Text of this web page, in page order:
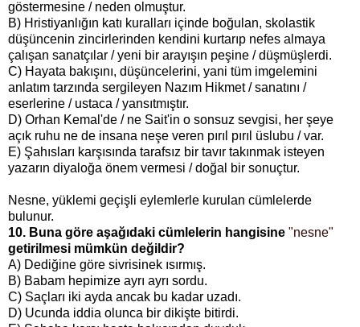
göstermesine / neden olmuştur.
B) Hristiyanlığın katı kuralları içinde boğulan, skolastik
düşüncenin zincirlerinden kendini kurtarıp nefes almaya
çalışan sanatçılar / yeni bir arayışın peşine / düşmüşlerdi.
C) Hayata bakışını, düşüncelerini, yani tüm imgelemini
anlatım tarzında sergileyen Nazım Hikmet / sanatını /
eserlerine / ustaca / yansıtmıştır.
D) Orhan Kemal'de / ne Sait'in o sonsuz sevgisi, her şeye
açık ruhu ne de insana neşe veren pırıl pırıl üslubu / var.
E) Şahısları karşısında tarafsız bir tavır takınmak isteyen
yazarın diyaloğa önem vermesi / doğal bir sonuçtur.
Nesne, yüklemi geçişli eylemlerle kurulan cümlelerde
bulunur.
10. Buna göre aşağıdaki cümlelerin hangisine "nesne"
getirilmesi mümkün değildir?
A) Dediğine göre sivrisinek ısırmış.
B) Babam hepimize ayrı ayrı sordu.
C) Saçları iki ayda ancak bu kadar uzadı.
D) Ucunda iddia olunca bir dikişte bitirdi.